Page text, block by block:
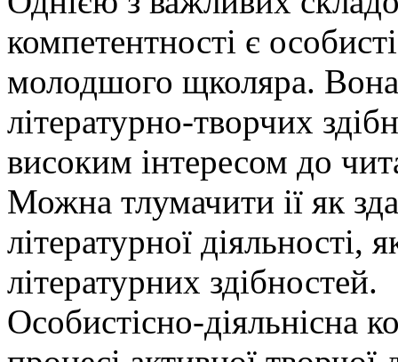
компетентності є
молодшого щколяра. Вона
літературно-творчих
високим інтересом до
Можна тлумачити ії як
літературної діяльності,
літературних здібностей.
Особистісно-діяльнісна